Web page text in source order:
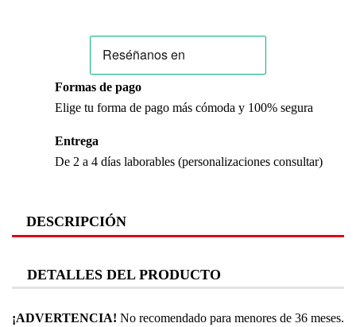
Formas de pago
Elige tu forma de pago más cómoda y 100% segura
Entrega
De 2 a 4 días laborables (personalizaciones consultar)
DESCRIPCIÓN
DETALLES DEL PRODUCTO
¡ADVERTENCIA! No recomendado para menores de 36 meses.